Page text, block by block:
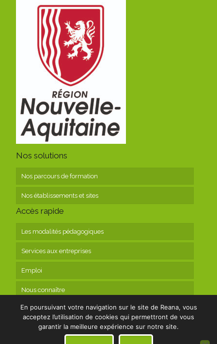
Nos solutions
Nos parcours de formation
Nos établissements et sites
Accès rapide
Les modalités pédagogiques
Services aux entreprises
Emploi
Nous connaître
Contact
En poursuivant votre navigation sur le site de Reana, vous
acceptez l’utilisation de cookies qui permettront de vous
garantir la meilleure expérience sur notre site.